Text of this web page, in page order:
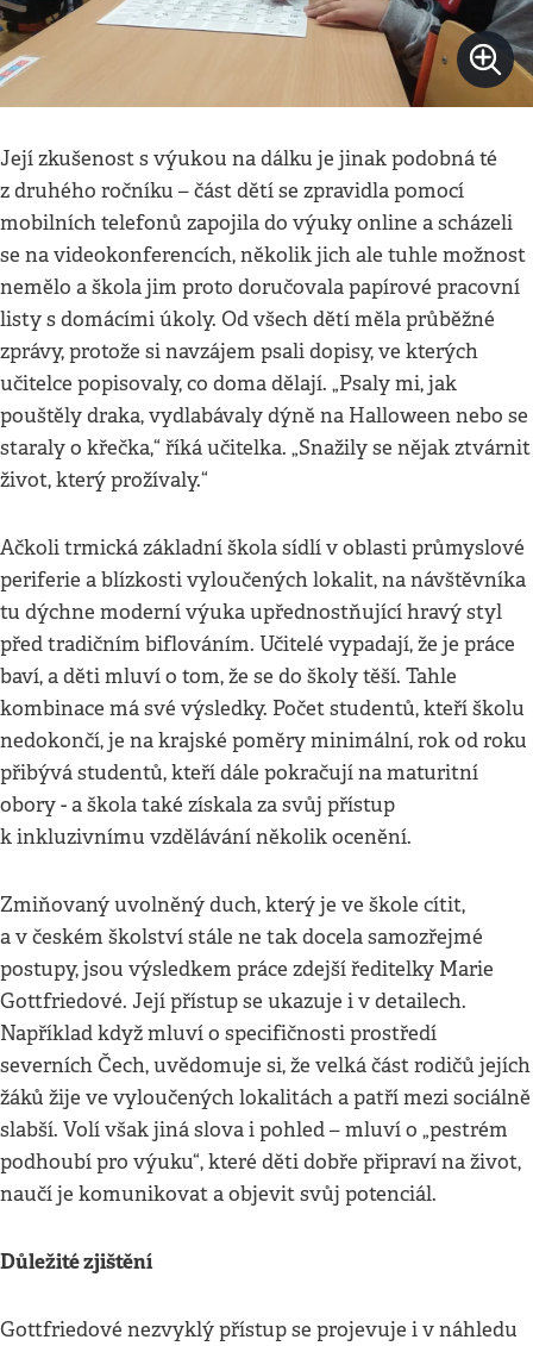
Její zkušenost s výukou na dálku je jinak podobná té
z druhého ročníku – část dětí se zpravidla pomocí
mobilních telefonů zapojila do výuky online a scházeli
se na videokonferencích, několik jich ale tuhle možnost
nemělo a škola jim proto doručovala papírové pracovní
listy s domácími úkoly. Od všech dětí měla průběžné
zprávy, protože si navzájem psali dopisy, ve kterých
učitelce popisovaly, co doma dělají. „Psaly mi, jak
pouštěly draka, vydlabávaly dýně na Halloween nebo se
staraly o křečka,“ říká učitelka. „Snažily se nějak ztvárnit
život, který prožívaly.“
Ačkoli trmická základní škola sídlí v oblasti průmyslové
periferie a blízkosti vyloučených lokalit, na návštěvníka
tu dýchne moderní výuka upřednostňující hravý styl
před tradičním biflováním. Učitelé vypadají, že je práce
baví, a děti mluví o tom, že se do školy těší. Tahle
kombinace má své výsledky. Počet studentů, kteří školu
nedokončí, je na krajské poměry minimální, rok od roku
přibývá studentů, kteří dále pokračují na maturitní
obory - a škola také získala za svůj přístup
k inkluzivnímu vzdělávání několik ocenění.
Zmiňovaný uvolněný duch, který je ve škole cítit,
a v českém školství stále ne tak docela samozřejmé
postupy, jsou výsledkem práce zdejší ředitelky Marie
Gottfriedové. Její přístup se ukazuje i v detailech.
Například když mluví o specifičnosti prostředí
severních Čech, uvědomuje si, že velká část rodičů jejích
žáků žije ve vyloučených lokalitách a patří mezi sociálně
slabší. Volí však jiná slova i pohled – mluví o „pestrém
podhoubí pro výuku“, které děti dobře připraví na život,
naučí je komunikovat a objevit svůj potenciál.
Důležité zjištění
Gottfriedové nezvyklý přístup se projevuje i v náhledu